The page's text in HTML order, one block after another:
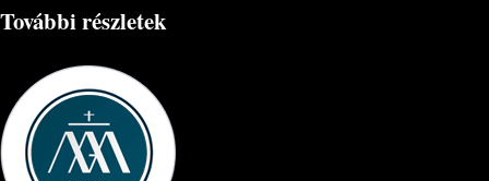
További részletek